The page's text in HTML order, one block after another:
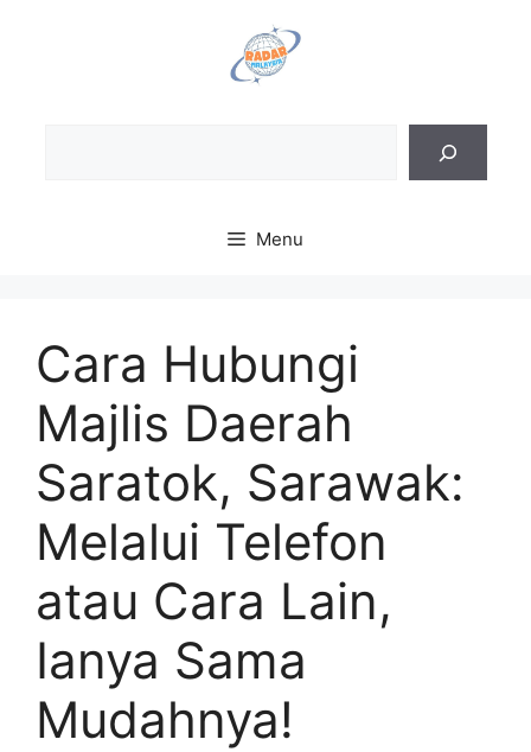
Menu
Cara Hubungi
Majlis Daerah
Saratok, Sarawak:
Melalui Telefon
atau Cara Lain,
Ianya Sama
Mudahnya!